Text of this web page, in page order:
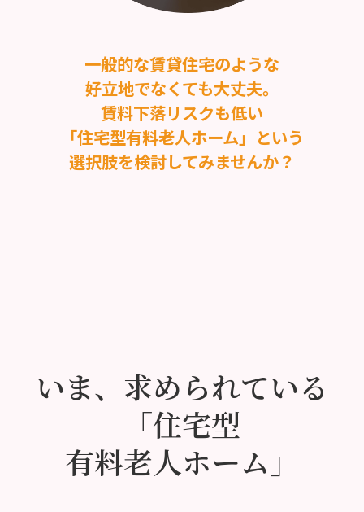
一般的な賃貸住宅のような
好立地でなくても大丈夫。
賃料下落リスクも低い
「住宅型有料老人ホーム」という
選択肢を検討してみませんか？
いま、求められている
「住宅型
有料老人ホーム」